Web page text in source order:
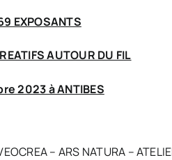
EXPOSANTS
AUTOUR DU FIL
2023 à ANTIBES
– ARS NATURA –